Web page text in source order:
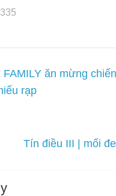
335
ăn mừng
rạp
Tín điều III | mối